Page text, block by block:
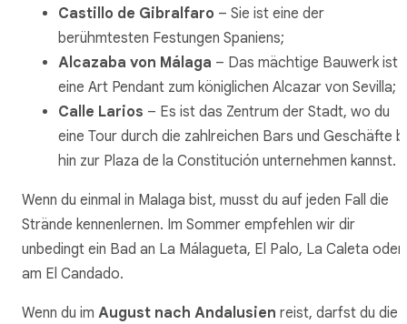
Castillo de Gibralfaro – Sie ist eine der
berühmtesten Festungen Spaniens;
Alcazaba von Málaga – Das mächtige Bauwerk ist
eine Art Pendant zum königlichen Alcazar von Sevilla;
Calle Larios – Es ist das Zentrum der Stadt, wo du
eine Tour durch die zahlreichen Bars und Geschäfte
hin zur Plaza de la Constitución unternehmen kannst.
Wenn du einmal in Malaga bist, musst du auf jeden Fall die
Strände kennenlernen. Im Sommer empfehlen wir dir
unbedingt ein Bad an La Málagueta, El Palo, La Caleta oder
am El Candado.
Wenn du im August nach Andalusien reist, darfst du die